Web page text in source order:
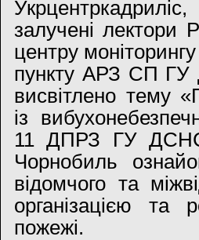
залучені лектори
центру
пункту АРЗ СП ГУ
висвітлено тему
із
11 ДПРЗ ГУ ДСНС
Чорнобиль
відомчого та
організацією та
пожежі.